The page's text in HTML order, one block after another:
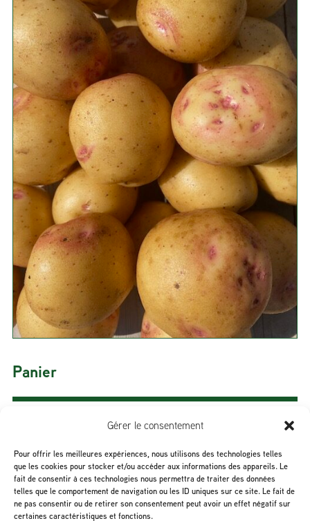
Gérer le consentement
Pour offrir les meilleures expériences, nous utilisons des technologies telles
que les cookies pour stocker et/ou accéder aux informations des appareils. Le
fait de consentir à ces technologies nous permettra de traiter des données
telles que le comportement de navigation ou les ID uniques sur ce site. Le fait de
ne pas consentir ou de retirer son consentement peut avoir un effet négatif sur
certaines caractéristiques et fonctions.
Panier
Sous-total :0,00$
Voir le panier